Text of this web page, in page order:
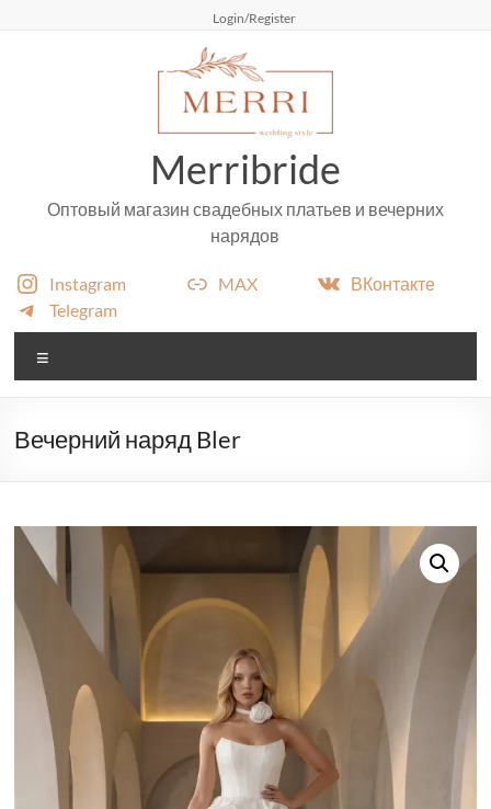
Login/Register
Merribride
Оптовый магазин свадебных платьев и вечерних
нарядов
Instagram MAX
ВКонтакте
Telegram
Вечерний наряд Bler